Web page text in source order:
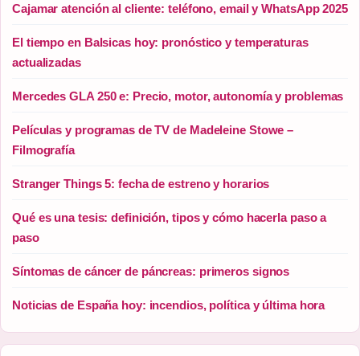
Cajamar atención al cliente: teléfono, email y WhatsApp 2025
El tiempo en Balsicas hoy: pronóstico y temperaturas
actualizadas
Mercedes GLA 250 e: Precio, motor, autonomía y problemas
Películas y programas de TV de Madeleine Stowe –
Filmografía
Stranger Things 5: fecha de estreno y horarios
Qué es una tesis: definición, tipos y cómo hacerla paso a
paso
Síntomas de cáncer de páncreas: primeros signos
Noticias de España hoy: incendios, política y última hora